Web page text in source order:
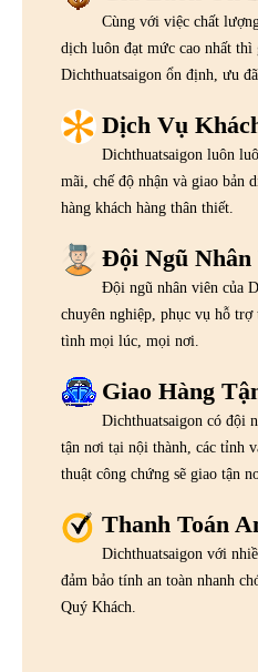
Cùng với việc chất
dịch luôn đạt mức cao nhất
Dichthuatsaigon ổn định, ưu
Dịch Vụ
Dichthuatsaigon luôn
mãi, chế độ nhận và giao bản
hàng khách hàng thân thiết.
Đội Ngũ Nhân
Đội ngũ nhân viên của
chuyên nghiệp, phục vụ hỗ
tình mọi lúc, mọi nơi.
Giao Hàng
Dichthuatsaigon có đội
tận nơi tại nội thành, các tỉnh
thuật công chứng sẽ giao tận
Thanh Toán
Dichthuatsaigon với
đảm bảo tính an toàn nhanh
Quý Khách.